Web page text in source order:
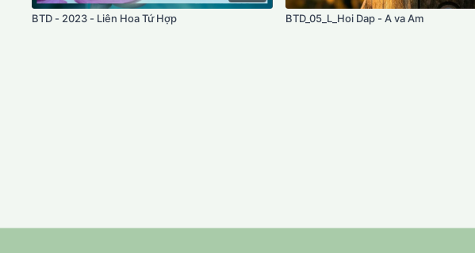
BTD - 2023 - Liên Hoa Tứ Hợp BTD_05_L_Hoi Dap - A va Am